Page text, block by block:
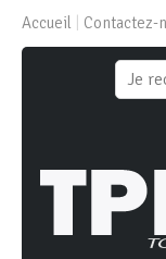
Accueil Contactez-